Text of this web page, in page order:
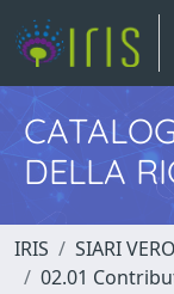
DELLA
IRIS SIARI
02.01